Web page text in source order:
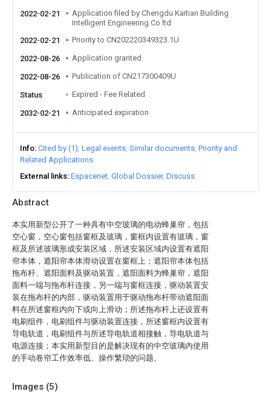
Abstract
本实用新型公开了一种具有中空玻璃的电动蜂巢帘，包括
空心窗，空心窗包括窗框及玻璃，窗框内设置有玻璃，窗
框及所述玻璃形成安装区域，所述安装区域内设置有遮阳
帘本体，遮阳帘本体滑动设置在窗框上；遮阳帘本体包括
拖布杆、遮阳面料及驱动装置，遮阳面料为蜂巢帘，遮阳
面料一端与拖布杆连接，另一端与窗框连接，驱动装置安
装在拖布杆的内部，驱动装置用于驱动拖布杆带动遮阳面
料在所述窗框内向下或向上滑动；所述拖布杆上还设置有
电刷组件，电刷组件与驱动装置连接，所述窗框内设置有
导电轨道，电刷组件与所述导电轨道相接触，导电轨道与
电源连接；本实用新型目的是解决现有的中空玻璃内使用
的手动卷帘工作效率低、操作繁琐的问题。
Images (5)
2022-02-21
Application filed by Chengdu Kaitian Building
Intelligent Engineering Co ltd
2022-02-21
Priority to CN202220349323.1U
2022-08-26 Application granted
2022-08-26 Publication of CN217300409U
Status Expired - Fee Related
2032-02-21 Anticipated expiration
Info Cited by (1) Legal events Similar documents Priority and
Related Applications
External links Espacenet Global Dossier Discuss